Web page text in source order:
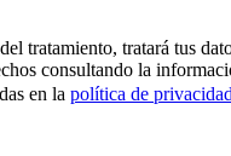
tratará tus
consultando la
en la política de privacidad